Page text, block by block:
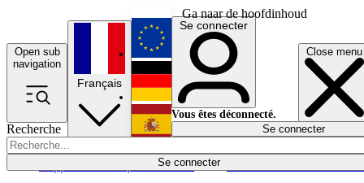
Ga naar de hoofdinhoud
Open sub
navigation
Close menu
Recherche
Se connecter
Économie
Français
English
Deutsch
Español
Se connecter
Vous êtes déconnecté.
Se connecter